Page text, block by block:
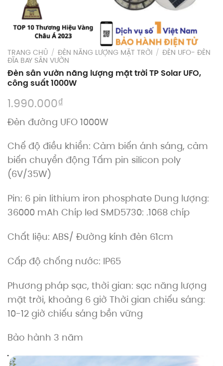
TRANG CHỦ / ĐÈN NĂNG LƯỢNG MẶT TRỜI / ĐÈN UFO- ĐÈN
ĐĨA BAY SÂN VƯỜN
Đèn sân vườn năng lượng mặt trời TP Solar UFO,
công suất 1000W
1.990.000₫
Đèn đường UFO 1000W
Chế độ điều khiển: Cảm biến ánh sáng, cảm
biến chuyển động Tấm pin silicon poly
(6V/35W)
Pin: 6 pin lithium iron phosphate Dung lượng:
36000 mAh Chíp led SMD5730: .1068 chíp
Chất liệu: ABS/ Đường kính đèn 61cm
Cấp độ chống nước: IP65
Phương pháp sạc, thời gian: sạc năng lượng
mặt trời, khoảng 6 giờ Thời gian chiếu sáng:
10-12 giờ chiếu sáng bền vững
Bảo hành 3 năm